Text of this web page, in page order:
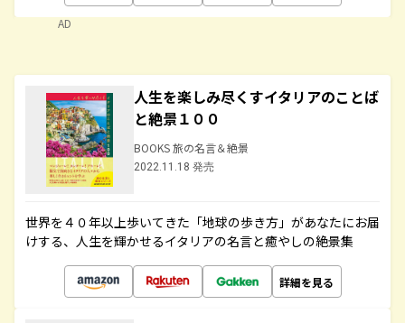
AD
人生を楽しみ尽くすイタリアのことば
と絶景１００
BOOKS 旅の名言＆絶景
2022.11.18 発売
世界を４０年以上歩いてきた「地球の歩き方」があなたにお届
けする、人生を輝かせるイタリアの名言と癒やしの絶景集
詳細を見る